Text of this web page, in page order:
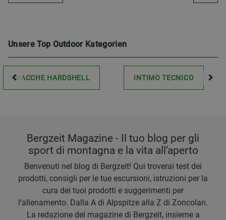
Unsere Top Outdoor Kategorien
GIACCHE HARDSHELL INTIMO TECNICO
Bergzeit Magazine - Il tuo blog per gli
sport di montagna e la vita all‘aperto
Benvenuti nel blog di Bergzeit! Qui troverai test dei
prodotti, consigli per le tue escursioni, istruzioni per la
cura dei tuoi prodotti e suggerimenti per
l‘allenamento. Dalla A di Alpspitze alla Z di Zoncolan.
La redazione del magazine di Bergzeit, insieme a